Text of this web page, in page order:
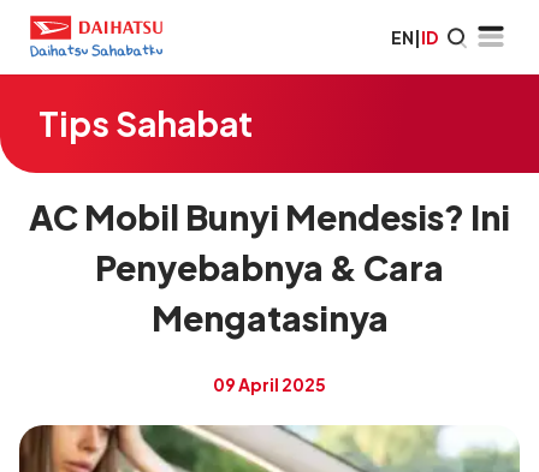
EN|ID
Tips Sahabat
AC Mobil Bunyi Mendesis? Ini
Penyebabnya & Cara
Mengatasinya
09 April 2025